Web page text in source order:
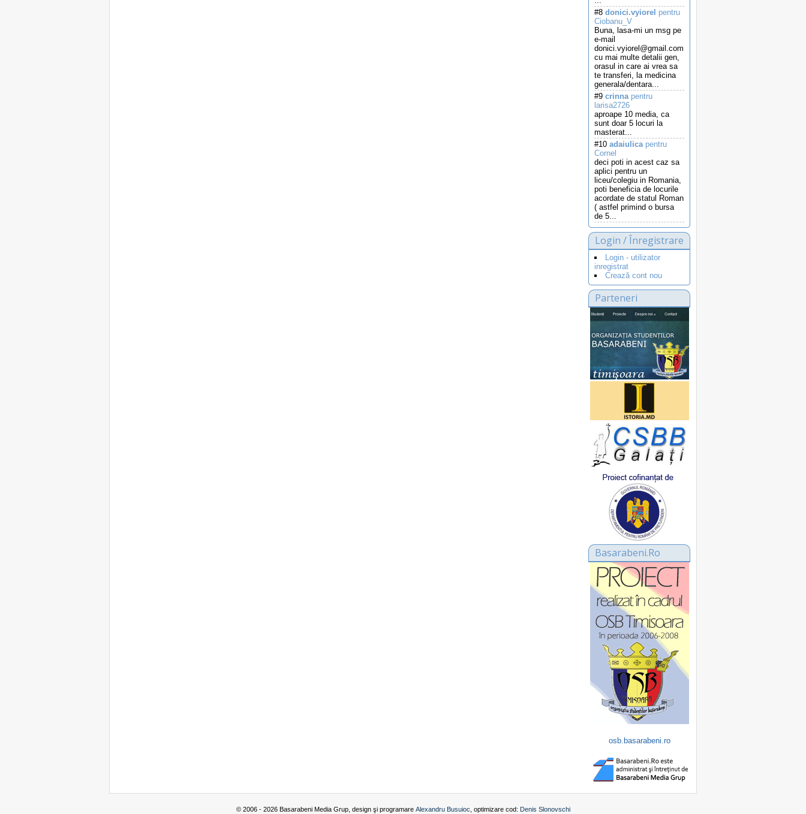
#8 donici.vyiorel pentru
Ciobanu_V
Buna, lasa-mi un msg pe
e-mail
donici.vyiorel@gmail.com
cu mai multe detalii gen,
orasul in care ai vrea sa
te transferi, la medicina
generala/dentara...
#9 crinnapentru
larisa2726
aproape 10 media, ca
sunt doar 5 locuri la
masterat...
#10 adaiulicapentru
Cornel
deci poti in acest caz sa
aplici pentru un
liceu/colegiu in Romania,
poti beneficia de locurile
acordate de statul Roman
( astfel primind o bursa
de 5...
Login / Înregistrare
Login - utilizator
inregistrat
Crează cont nou
Parteneri
Basarabeni.Ro
osb.basarabeni.ro
© 2006 - 2026 Basarabeni Media Grup, design şi programare Alexandru Busuioc , optimizare cod: Denis Slonovschi